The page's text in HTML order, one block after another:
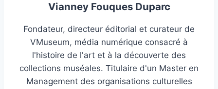
Vianney Fouques Duparc
Fondateur, directeur éditorial et curateur de
VMuseum, média numérique consacré à
l'histoire de l'art et à la découverte des
collections muséales. Titulaire d'un Master en
Management des organisations culturelles